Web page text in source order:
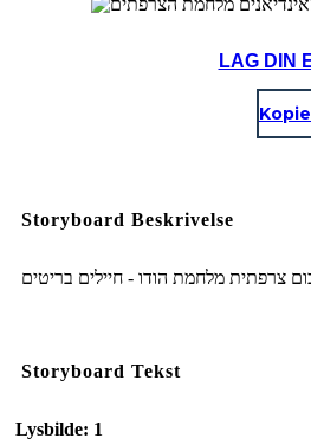
LAG DIN
Storyboard Beskrivelse
Storyboard Tekst
Lysbilde: 1